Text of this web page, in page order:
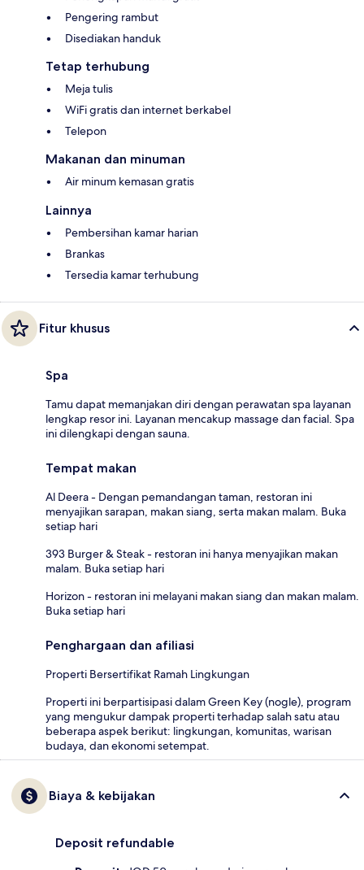
Pengering rambut
Disediakan handuk
Tetap terhubung
Meja tulis
WiFi gratis dan internet berkabel
Telepon
Makanan dan minuman
Air minum kemasan gratis
Lainnya
Pembersihan kamar harian
Brankas
Tersedia kamar terhubung
Fitur khusus
Spa
Tamu dapat memanjakan diri dengan perawatan spa layanan
lengkap resor ini. Layanan mencakup massage dan facial. Spa
ini dilengkapi dengan sauna.
Tempat makan
Al Deera - Dengan pemandangan taman, restoran ini
menyajikan sarapan, makan siang, serta makan malam. Buka
setiap hari
393 Burger & Steak - restoran ini hanya menyajikan makan
malam. Buka setiap hari
Horizon - restoran ini melayani makan siang dan makan malam.
Buka setiap hari
Penghargaan dan afiliasi
Properti Bersertifikat Ramah Lingkungan
Properti ini berpartisipasi dalam Green Key (nogle), program
yang mengukur dampak properti terhadap salah satu atau
beberapa aspek berikut: lingkungan, komunitas, warisan
budaya, dan ekonomi setempat.
Biaya & kebijakan
Deposit refundable